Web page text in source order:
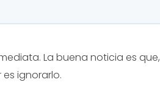
La buena noticia es que,
ignorarlo.